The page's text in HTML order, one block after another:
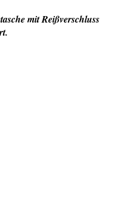
mit Reißverschluss